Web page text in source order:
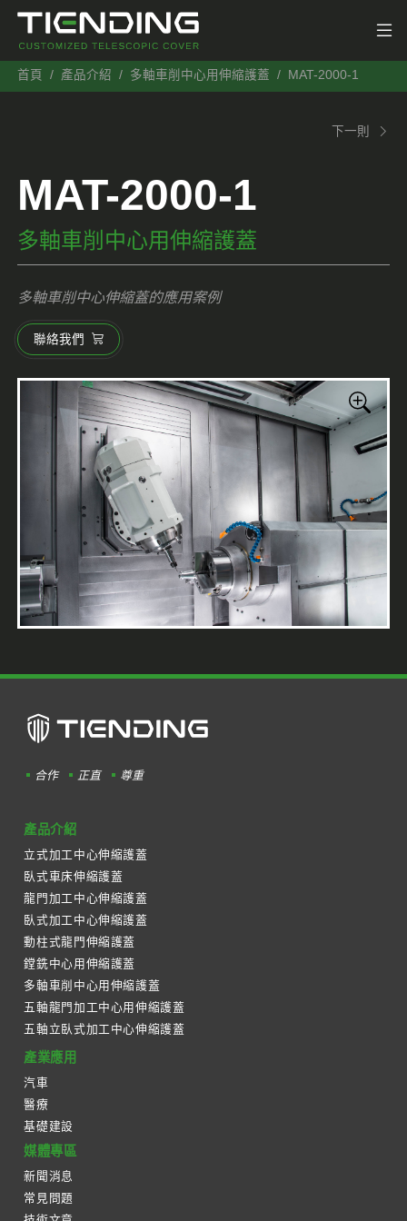
首頁 產品介紹 多軸車削中心用伸縮護蓋 MAT-2000-1
下一則
MAT-2000-1
多軸車削中心用伸縮護蓋
多軸車削中心伸縮蓋的應用案例
聯絡我們
合作 正直 尊重
產品介紹
立式加工中心伸縮護蓋
臥式車床伸縮護蓋
龍門加工中心伸縮護蓋
臥式加工中心伸縮護蓋
動柱式龍門伸縮護蓋
鏜銑中心用伸縮護蓋
多軸車削中心用伸縮護蓋
五軸龍門加工中心用伸縮護蓋
五軸立臥式加工中心伸縮護蓋
產業應用
汽車
醫療
基礎建設
媒體專區
新聞消息
常見問題